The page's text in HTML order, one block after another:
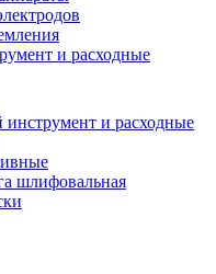
и расходные
и расходные
шлифовальная